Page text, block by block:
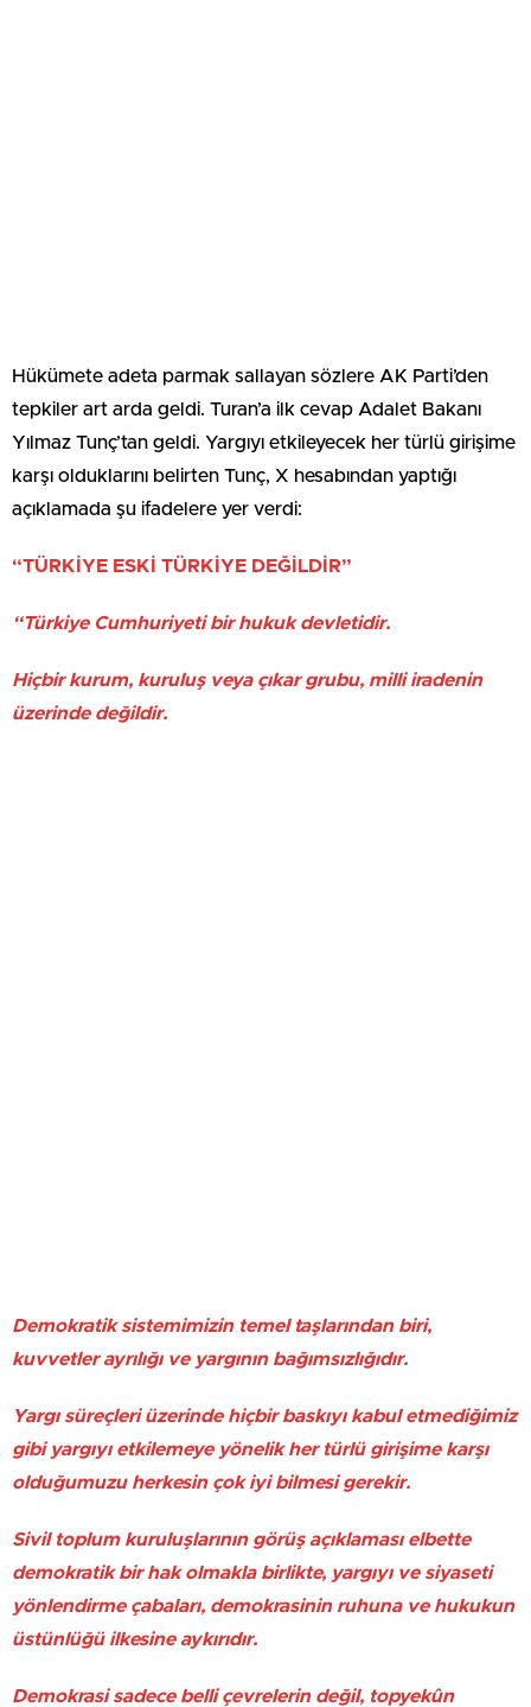
Hükümete adeta parmak sallayan sözlere AK Parti’den
tepkiler art arda geldi. Turan’a ilk cevap Adalet Bakanı
Yılmaz Tunç’tan geldi. Yargıyı etkileyecek her türlü girişime
karşı olduklarını belirten Tunç, X hesabından yaptığı
açıklamada şu ifadelere yer verdi:
“TÜRKİYE ESKİ TÜRKİYE DEĞİLDİR”
“Türkiye Cumhuriyeti bir hukuk devletidir.
Hiçbir kurum, kuruluş veya çıkar grubu, milli iradenin
üzerinde değildir.
Demokratik sistemimizin temel taşlarından biri,
kuvvetler ayrılığı ve yargının bağımsızlığıdır.
Yargı süreçleri üzerinde hiçbir baskıyı kabul etmediğimiz
gibi yargıyı etkilemeye yönelik her türlü girişime karşı
olduğumuzu herkesin çok iyi bilmesi gerekir.
Sivil toplum kuruluşlarının görüş açıklaması elbette
demokratik bir hak olmakla birlikte, yargıyı ve siyaseti
yönlendirme çabaları, demokrasinin ruhuna ve hukukun
üstünlüğü ilkesine aykırıdır.
Demokrasi sadece belli çevrelerin değil, topyekûn